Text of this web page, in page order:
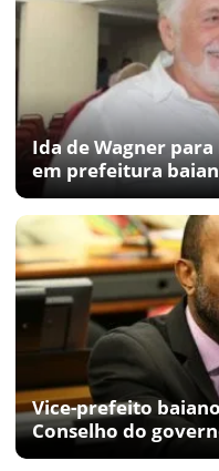
Ida de Wagner
em prefeitura
Vice-prefeito
Conselho do